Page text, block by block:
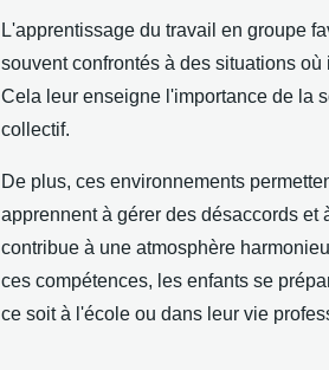
L'apprentissage du travail en groupe
souvent confrontés à des situations
Cela leur enseigne l'importance de la
collectif.
De plus, ces environnements
apprennent à gérer des désaccords
contribue à une atmosphère
ces compétences, les enfants se
ce soit à l'école ou dans leur vie